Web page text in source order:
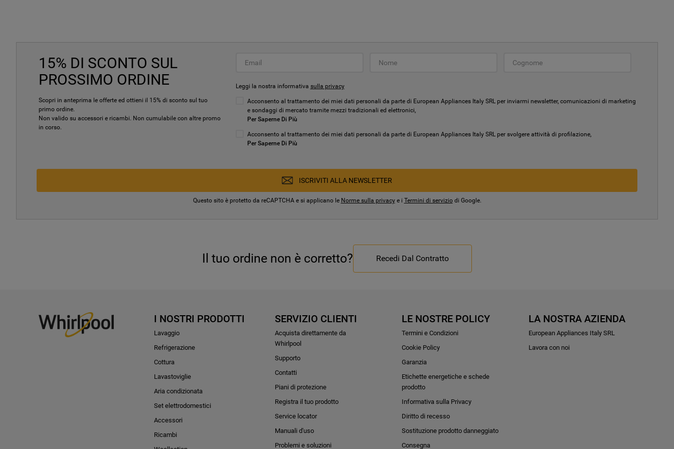
15% DI SCONTO SUL
PROSSIMO ORDINE
Scopri in anteprima le offerte ed ottieni il 15% di sconto sul tuo
primo ordine.
Non valido su accessori e ricambi. Non cumulabile con altre promo
in corso.
Leggi la nostra informativa sulla privacy
Acconsento al trattamento dei miei dati personali da parte di European Appliances Italy SRL per inviarmi newsletter, comunicazioni di marketing
e sondaggi di mercato tramite mezzi tradizionali ed elettronici,
Per Saperne Di Più
Acconsento al trattamento dei miei dati personali da parte di European Appliances Italy SRL per svolgere attività di profilazione,
Per Saperne Di Più
ISCRIVITI ALLA NEWSLETTER
Questo sito è protetto da reCAPTCHA e si applicano le Norme sulla privacye i Termini di serviziodi Google.
Il tuo ordine non è corretto? Recedi Dal Contratto
I NOSTRI PRODOTTI
Lavaggio
Refrigerazione
Cottura
Lavastoviglie
Aria condizionata
Set elettrodomestici
Accessori
Ricambi
SERVIZIO CLIENTI
Acquista direttamente da
Whirlpool
Supporto
Contatti
Piani di protezione
Registra il tuo prodotto
Service locator
Manuali d'uso
Problemi e soluzioni
LE NOSTRE POLICY
Termini e Condizioni
Cookie Policy
Garanzia
Etichette energetiche e schede
prodotto
Informativa sulla Privacy
Diritto di recesso
Sostituzione prodotto danneggiato
Consegna
LA NOSTRA AZIENDA
European Appliances Italy SRL
Lavora con noi
Questo sito è protetto da reCAPTCHA e si applicano leNorme sulla